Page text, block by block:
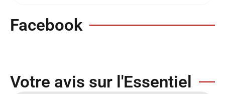
Facebook
Votre avis sur l'Essentiel